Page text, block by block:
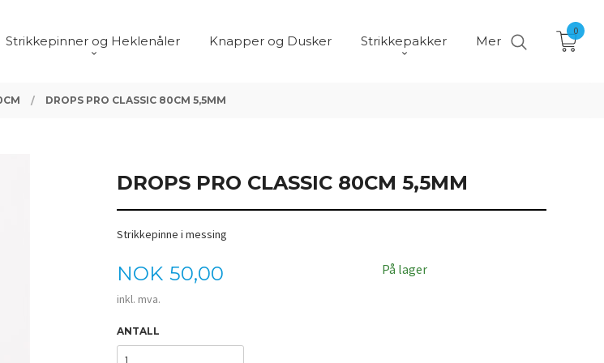
Strikkepinner og Heklenåler Knapper og Dusker Strikkepakker Mer
0
DROPS PRO CLASSIC 80CM 5,5MM
DROPS PRO CLASSIC 80CM 5,5MM
Strikkepinne i messing
Pris
NOK 50,00
inkl. mva.
På lager
ANTALL